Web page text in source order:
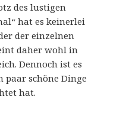
des lustigen
hat es keinerlei
der einzelnen
daher wohl in
Dennoch ist es
paar schöne Dinge
hat.